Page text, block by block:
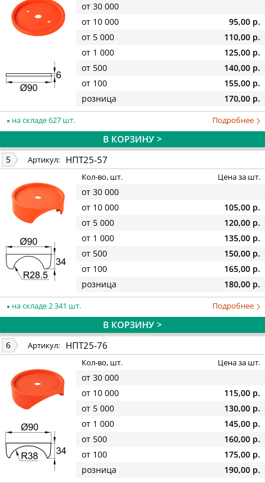
от 30 000
от 10 000
95,00 р.
от 5 000
110,00 р.
от 1 000
125,00 р.
от 500
140,00 р.
от 100
155,00 р.
розница
170,00 р.
на складе 627 шт. Подробнее
В КОРЗИНУ >
5 Артикул: НПТ25-57
Кол-во, шт. Цена за шт.
от 30 000
от 10 000
105,00 р.
от 5 000
120,00 р.
от 1 000
135,00 р.
от 500
150,00 р.
от 100
165,00 р.
розница
180,00 р.
на складе 2 341 шт. Подробнее
В КОРЗИНУ >
6 Артикул: НПТ25-76
Кол-во, шт. Цена за шт.
от 30 000
от 10 000
115,00 р.
от 5 000
130,00 р.
от 1 000
145,00 р.
от 500
160,00 р.
от 100
175,00 р.
розница
190,00 р.